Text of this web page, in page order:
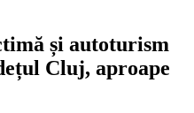
și autoturism
Cluj, aproape